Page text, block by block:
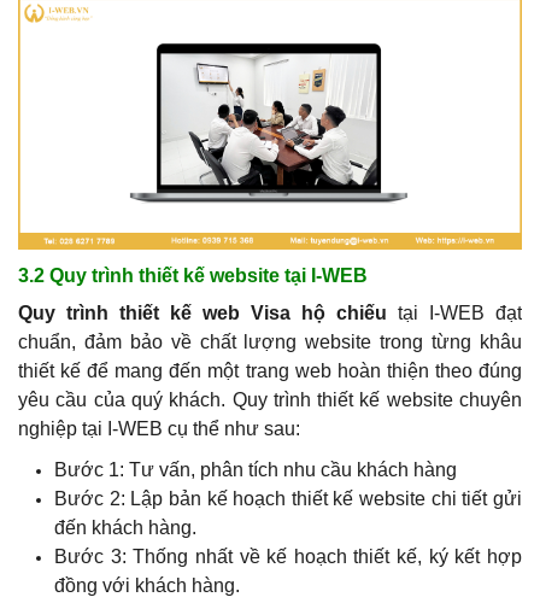
3.2 Quy trình thiết kế website tại I-WEB
Quy trình thiết kế web Visa hộ chiếu tại I-WEB đạt
chuẩn, đảm bảo về chất lượng website trong từng khâu
thiết kế để mang đến một trang web hoàn thiện theo đúng
yêu cầu của quý khách. Quy trình thiết kế website chuyên
nghiệp tại I-WEB cụ thể như sau:
Bước 1: Tư vấn, phân tích nhu cầu khách hàng
Bước 2: Lập bản kế hoạch thiết kế website chi tiết gửi
đến khách hàng.
Bước 3: Thống nhất về kế hoạch thiết kế, ký kết hợp
đồng với khách hàng.